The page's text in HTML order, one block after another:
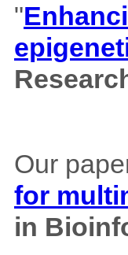
"
Our
for
in